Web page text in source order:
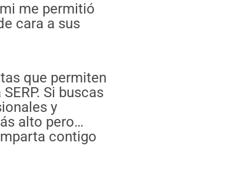
me permitió
cara a sus
que permiten
Si buscas
y
alto pero…
contigo